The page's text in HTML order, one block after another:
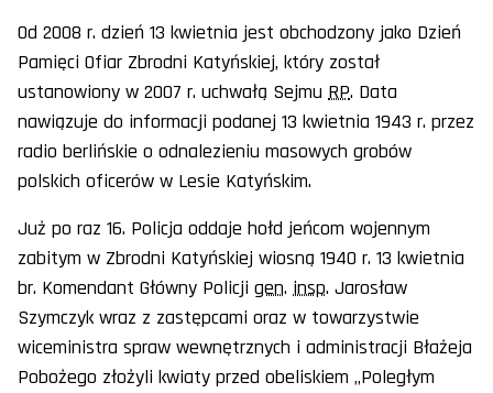
Od 2008 r. dzień 13 kwietnia jest obchodzony jako Dzień
Pamięci Ofiar Zbrodni Katyńskiej, który został
ustanowiony w 2007 r. uchwałą Sejmu RP. Data
nawiązuje do informacji podanej 13 kwietnia 1943 r. przez
radio berlińskie o odnalezieniu masowych grobów
polskich oficerów w Lesie Katyńskim.
Już po raz 16. Policja oddaje hołd jeńcom wojennym
zabitym w Zbrodni Katyńskiej wiosną 1940 r. 13 kwietnia
br. Komendant Główny Policji gen. insp. Jarosław
Szymczyk wraz z zastępcami oraz w towarzystwie
wiceministra spraw wewnętrznych i administracji Błażeja
Pobożego złożyli kwiaty przed obeliskiem „Poległym